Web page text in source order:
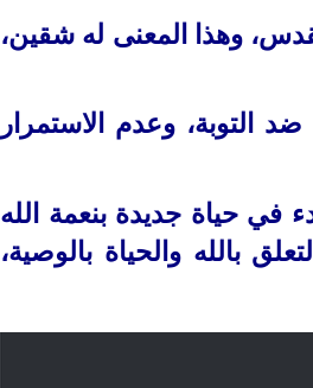
وهذا المعنى له شقين،
التوبة، وعدم الاستمرار
في حياة جديدة بنعمة الله
بالله والحياة بالوصية،